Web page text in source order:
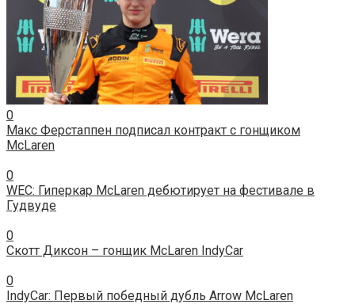
0
Макс Ферстаппен подписал контракт с гонщиком
McLaren
0
WEC: Гиперкар McLaren дебютирует на фестивале в
Гудвуде
0
Скотт Диксон – гонщик McLaren IndyCar
0
IndyCar: Первый победный дубль Arrow McLaren